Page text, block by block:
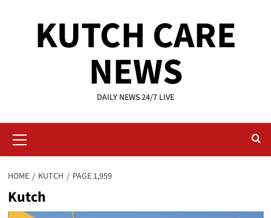
KUTCH CARE
NEWS
DAILY NEWS 24/7 LIVE
Menu
HOME KUTCH PAGE 1,959
Kutch